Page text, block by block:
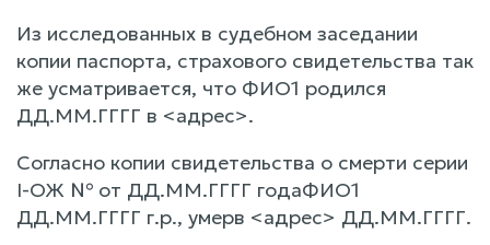
Из исследованных в судебном заседании
копии паспорта, страхового свидетельства так
же усматривается, что ФИО1 родился
ДД.ММ.ГГГГ в <адрес>.
Согласно копии свидетельства о смерти серии
I-ОЖ № от ДД.ММ.ГГГГ годаФИО1
ДД.ММ.ГГГГ г.р., умерв <адрес> ДД.ММ.ГГГГ.